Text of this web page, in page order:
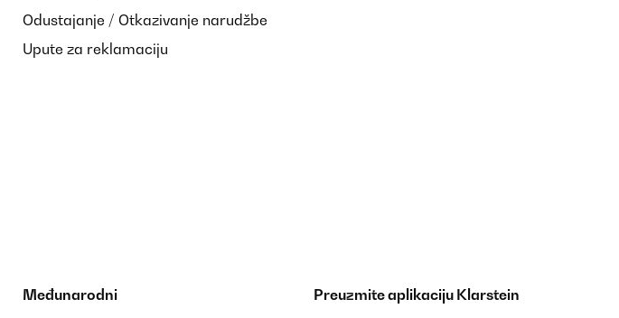
Odustajanje / Otkazivanje narudžbe
Upute za reklamaciju
Međunarodni Preuzmite aplikaciju Klarstein